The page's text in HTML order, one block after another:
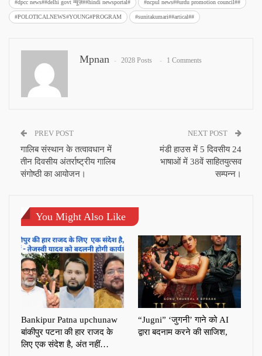
#dpcc news##delhi govt न्यूज़##hindi newsportal# #ncpul news##urdu promotion council##
#POLOTICALNEWS#YOUNG#PROGRAM #sunitakumari##artical##
Mpnan 2028 Posts 1 Comments
PREV POST
गालिब संस्थान के तत्वावधान में
तीन दिवसीय अंतर्राष्ट्रीय गालिब
संगोष्ठी का आयोजन।
NEXT POST
मंडी हाउस में 5 दिवसीय 24
भाषाओं में 38वें साहितयुत्सव
सम्पन्न।
You Might Also Like
Bankipur Patna upchunaw
बांकीपुर पटना की हार राजद के
लिए एक संदेश है, अंत नहीं…
“Jugni” ‘जुगनी’ गाने को AI
द्वारा बदनाम करने की साजिश,